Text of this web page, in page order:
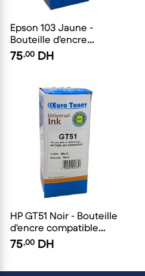
Epson 103 Jaune -
Bouteille d'encre
compatible EuroToner
75,00 DH
HP GT51 Noir - Bouteille
d'encre compatible
EuroToner
75,00 DH